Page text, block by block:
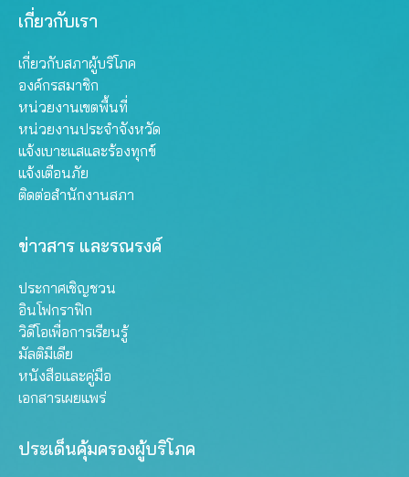
เกี่ยวกับเรา
เกี่ยวกับสภาผู้บริโภค
องค์กรสมาชิก
หน่วยงานเขตพื้นที่
หน่วยงานประจำจังหวัด
แจ้งเบาะแสและร้องทุกข์
แจ้งเตือนภัย
ติดต่อสำนักงานสภา
ข่าวสาร และรณรงค์
ประกาศเชิญชวน
อินโฟกราฟิก
วิดีโอเพื่อการเรียนรู้
มัลติมีเดีย
หนังสือและคู่มือ
เอกสารเผยแพร่
ประเด็นคุ้มครองผู้บริโภค